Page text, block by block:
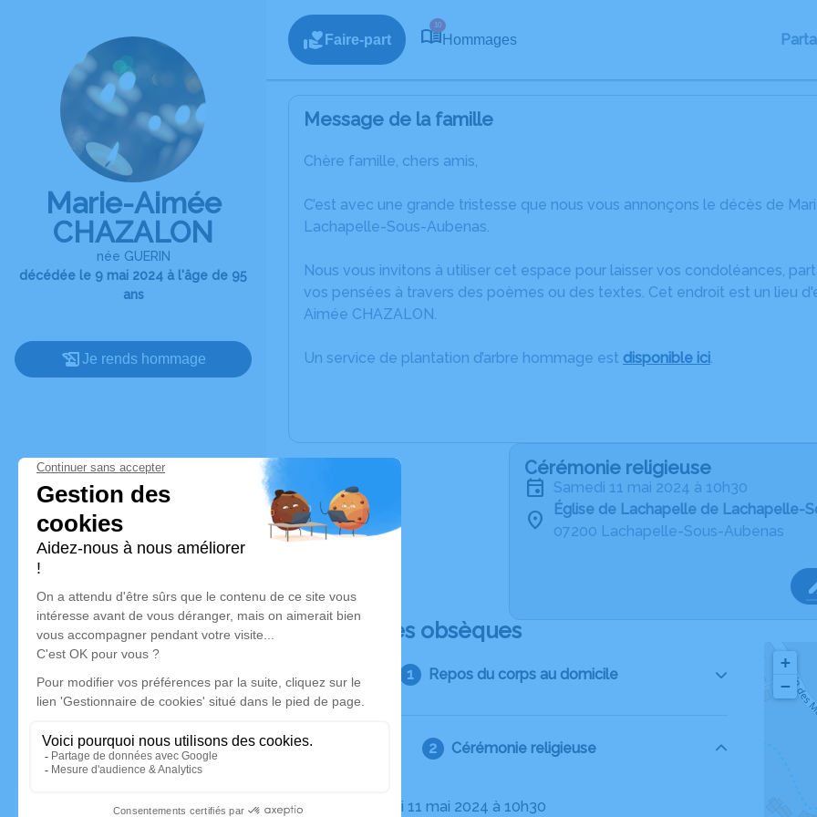
Marie-Aimée
CHAZALON
née GUERIN
décédée le 9 mai 2024 à l'âge de 95
ans
Je rends hommage
Faire-part
10
Hommages
Message de la famille
Chère famille, chers amis,
C’est avec une grande tristesse que nous vous annonçons le décès de
Lachapelle-Sous-Aubenas.
Nous vous invitons à utiliser cet espace pour laisser vos condoléances,
vos pensées à travers des poèmes ou des textes. Cet endroit est un lieu
Aimée CHAZALON.
Un service de plantation d’arbre hommage est disponible ici.
Cérémonie religieuse
samedi 11 mai 2024 à 10h30
Église de Lachapelle de Lachapelle-
07200 Lachapelle-Sous-Aubenas
Déroulé des obsèques
Repos du corps au domicile
Cérémonie religieuse
Le samedi 11 mai 2024 à 10h30
+
−